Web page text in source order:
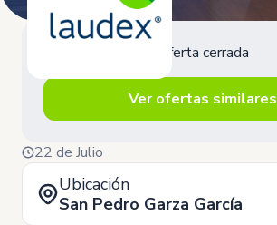
Oferta cerrada
Ver ofertas similares
22 de Julio
Ubicación
San Pedro Garza García